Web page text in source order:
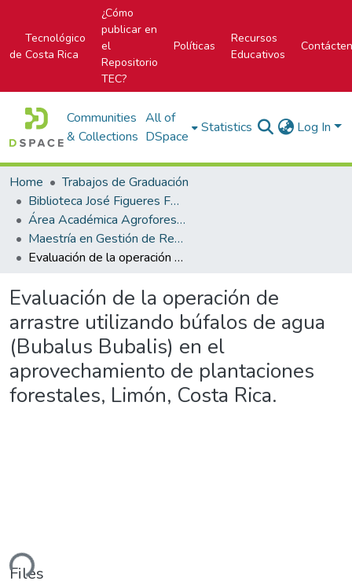
Tecnológico
de Costa Rica
¿Cómo
publicar en
el
Repositorio
TEC?
Políticas
Recursos
Educativos
Communities
& Collections
All of
DSpace
Statistics Log In
Home
Trabajos de Graduación
Biblioteca José Figueres Ferrer
Área Académica Agroforestal
Maestría en Gestión de Recursos Naturales y Tecnologías de Producción
Evaluación de la operación de arrastre utilizando búfalos de agua (Bubalus Bubalis) en el aprovechamiento de plantaciones forestales, Limón, Costa Rica.
Evaluación de la operación de
arrastre utilizando búfalos de agua
(Bubalus Bubalis) en el
aprovechamiento de plantaciones
forestales, Limón, Costa Rica.
Files